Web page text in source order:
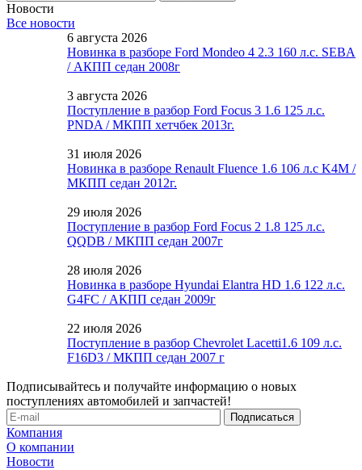
Новости
Все новости
6 августа 2026
Новинка в разборе Ford Mondeo 4 2.3 160 л.с. SEBA
/ АКПП седан 2008г
3 августа 2026
Поступление в разбор Ford Focus 3 1.6 125 л.с.
PNDA / МКПП хетчбек 2013г.
31 июля 2026
Новинка в разборе Renault Fluence 1.6 106 л.с K4M /
МКПП седан 2012г.
29 июля 2026
Поступление в разбор Ford Focus 2 1.8 125 л.с.
QQDB / МКПП седан 2007г
28 июля 2026
Новинка в разборе Hyundai Elantra HD 1.6 122 л.с.
G4FC / АКПП седан 2009г
22 июля 2026
Поступление в разбор Chevrolet Lacetti1.6 109 л.с.
F16D3 / МКПП седан 2007 г
Подписывайтесь и получайте информацию о новых
поступлениях автомобилей и запчастей!
Компания
О компании
Новости